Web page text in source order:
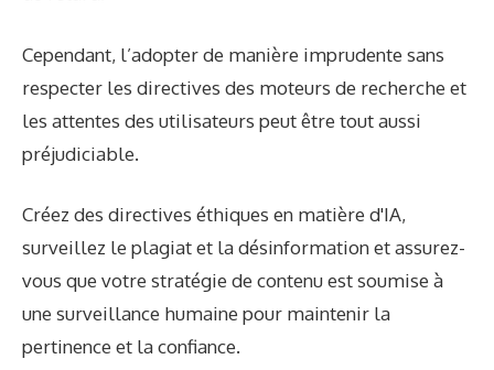
Cependant, l’adopter de manière imprudente sans
respecter les directives des moteurs de recherche et
les attentes des utilisateurs peut être tout aussi
préjudiciable.
Créez des directives éthiques en matière d'IA,
surveillez le plagiat et la désinformation et assurez-
vous que votre stratégie de contenu est soumise à
une surveillance humaine pour maintenir la
pertinence et la confiance.